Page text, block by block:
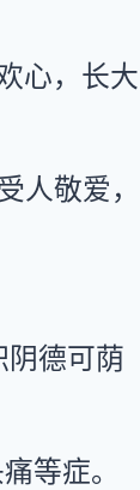
心，长大
人敬爱，
阴德可荫
等症。